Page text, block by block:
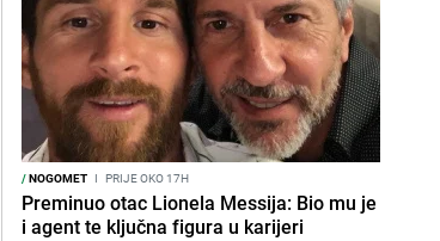
/NOGOMET I PRIJE OKO 17H
Preminuo otac Lionela Messija: Bio mu je
i agent te ključna figura u karijeri